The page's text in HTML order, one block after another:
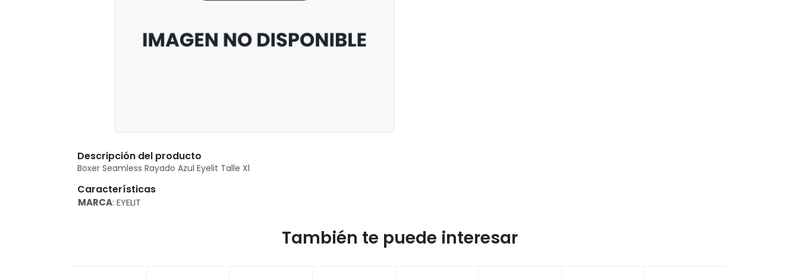
Descripción del producto
Boxer Seamless Rayado Azul Eyelit Talle Xl
Características
MARCA: EYELIT
También te puede interesar